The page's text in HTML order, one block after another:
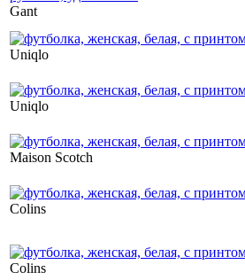
Gant
Uniqlo
Uniqlo
Maison Scotch
Colins
Colins